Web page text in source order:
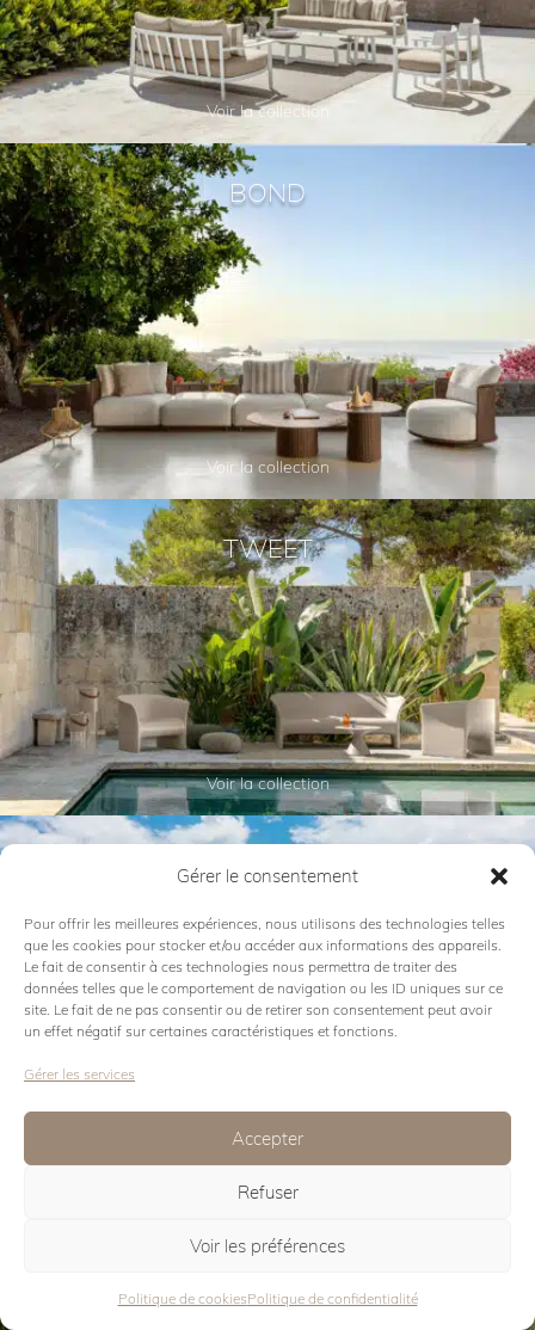
Gérer le consentement
Pour offrir les meilleures expériences, nous utilisons des technologies telles
que les cookies pour stocker et/ou accéder aux informations des appareils.
Le fait de consentir à ces technologies nous permettra de traiter des
données telles que le comportement de navigation ou les ID uniques sur ce
site. Le fait de ne pas consentir ou de retirer son consentement peut avoir
un effet négatif sur certaines caractéristiques et fonctions.
Gérer les services
Accepter
Refuser
Voir les préférences
Politique de cookiesPolitique de confidentialité
Voir la collection
BOND
Voir la collection
TWEET
Voir la collection
SWIPE
SLAM ROPE